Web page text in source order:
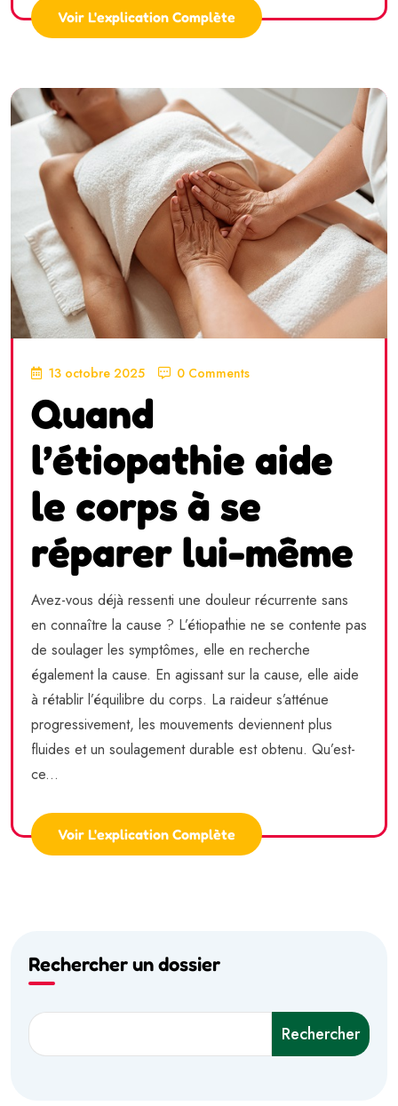
Voir L'explication Complète
13 octobre 2025 0 Comments
Quand
l’étiopathie aide
le corps à se
réparer lui-même
Avez-vous déjà ressenti une douleur récurrente sans
en connaître la cause ? L’étiopathie ne se contente pas
de soulager les symptômes, elle en recherche
également la cause. En agissant sur la cause, elle aide
à rétablir l’équilibre du corps. La raideur s’atténue
progressivement, les mouvements deviennent plus
fluides et un soulagement durable est obtenu. Qu’est-
ce...
Voir L'explication Complète
Rechercher un dossier
Rechercher